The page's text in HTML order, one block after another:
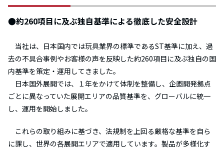
●約260項目に及ぶ独自基準による徹底した安全設計
当社は、日本国内では玩具業界の標準であるST基準に加え、過
去の不具合事例やお客様の声を反映した約260項目に及ぶ独自の国
内基準を策定・運用してきました。
日本国外展開では、１年をかけて体制を整備し、企画開発拠点
ごとに異なっていた展開エリアの品質基準を、グローバルに統一
し、運用を開始しました。
これらの取り組みに基づき、法規制を上回る厳格な基準を自ら
に課し、世界の各展開エリアで適用しています。製品が多様化す